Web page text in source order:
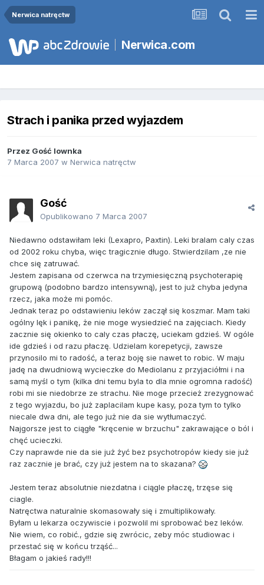
Nerwica natręctw
Nerwica.com
Strach i panika przed wyjazdem
Przez Gość Iownka
7 Marca 2007 w Nerwica natręctw
Gość
Opublikowano 7 Marca 2007
Niedawno odstawiłam leki (Lexapro, Paxtin). Leki bralam caly czas
od 2002 roku chyba, więc tragicznie długo. Stwierdzilam ,ze nie
chce się zatruwać.
Jestem zapisana od czerwca na trzymiesięczną psychoterapię
grupową (podobno bardzo intensywną), jest to już chyba jedyna
rzecz, jaka może mi pomóc.
Jednak teraz po odstawieniu leków zaczął się koszmar. Mam taki
ogólny lęk i panikę, że nie moge wysiedzieć na zajęciach. Kiedy
zacznie się okienko to caly czas płaczę, uciekam gdzieś. W ogóle
ide gdzieś i od razu płaczę. Udzielam korepetycji, zawsze
przynosilo mi to radość, a teraz boję sie nawet to robic. W maju
jadę na dwudniową wycieczke do Mediolanu z przyjaciółmi i na
samą myśl o tym (kilka dni temu byla to dla mnie ogromna radość)
robi mi sie niedobrze ze strachu. Nie moge przecież zrezygnować
z tego wyjazdu, bo już zaplacilam kupe kasy, poza tym to tylko
niecale dwa dni, ale tego już nie da sie wytłumaczyć.
Najgorsze jest to ciągłe "kręcenie w brzuchu" zakrawające o ból i
chęć ucieczki.
Czy naprawde nie da sie już żyć bez psychotropów kiedy sie już
raz zacznie je brać, czy już jestem na to skazana?
Jestem teraz absolutnie niezdatna i ciągle płaczę, trzęse się
ciagle.
Natręctwa naturalnie skomasowały się i zmultiplikowały.
Byłam u lekarza oczywiscie i pozwolil mi sprobować bez leków.
Nie wiem, co robić., gdzie się zwrócic, zeby móc studiowac i
przestać się w końcu trząść...
Błagam o jakieś rady!!!